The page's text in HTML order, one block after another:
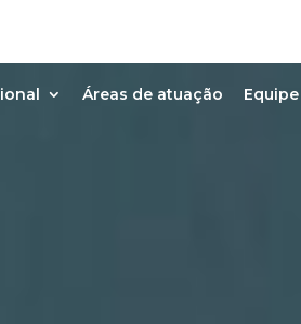
Áreas de atuação Equipe